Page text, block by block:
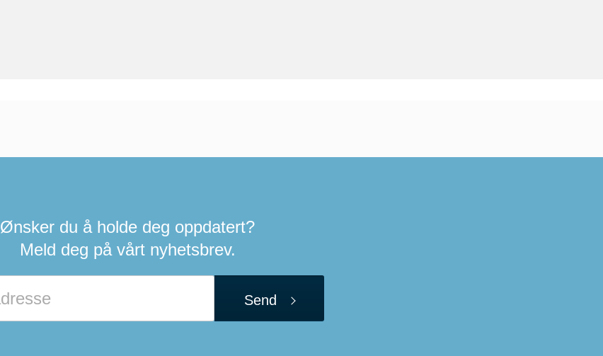
Ønsker du å holde deg oppdatert?
Meld deg på vårt nyhetsbrev.
Send